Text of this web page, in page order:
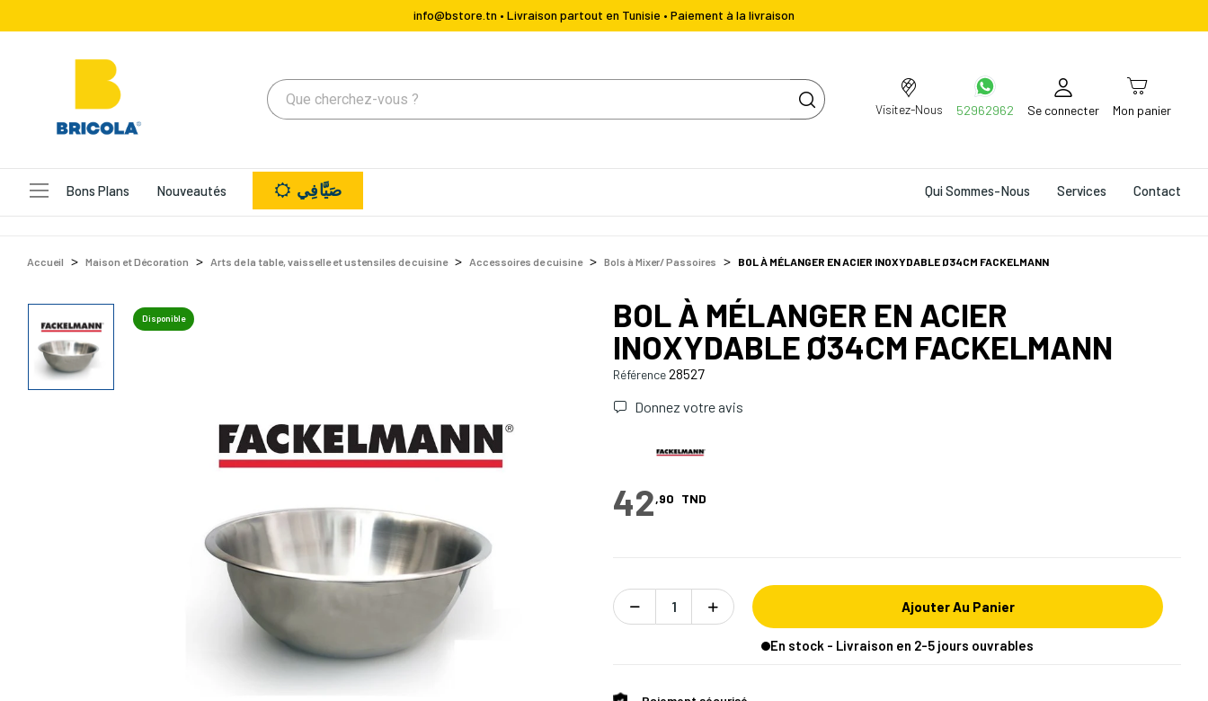
info@bstore.tn • Livraison partout en Tunisie • Paiement à la livraison
Visitez-Nous 52962962 Se connecter Mon panier
Bons Plans Nouveautés Qui Sommes-Nous Services Contact صَيَّافِي
Accueil Maison et Décoration Arts de la table, vaisselle et ustensiles de cuisine Accessoires de cuisine Bols à Mixer/ Passoires BOL À MÉLANGER EN ACIER INOXYDABLE Ø34CM FACKELMANN
Disponible
BOL À MÉLANGER EN ACIER
INOXYDABLE Ø34CM FACKELMANN
Référence28527
Donnez votre avis
42,90 TND
Ajouter Au Panier
En stock - Livraison en 2-5 jours ouvrables